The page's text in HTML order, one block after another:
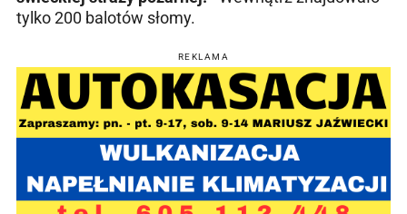
tylko 200 balotów słomy.
REKLAMA